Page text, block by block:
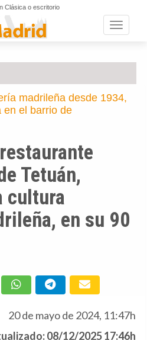
Clásica o escritorio
Toggle
madrileña desde 1934,
en el barrio de
Tetuán,
cultura
en su 90
20 de mayo de 2024, 11:47h
08/12/2025 17:46h